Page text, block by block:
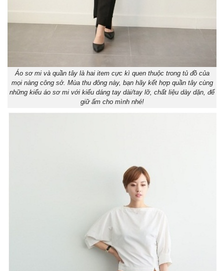
Áo sơ mi và quần tây là hai item cực kì quen thuộc trong tủ đồ của
mọi nàng công sở. Mùa thu đông này, bạn hãy kết hợp quần tây cùng
những kiểu áo sơ mi với kiểu dáng tay dài/tay lỡ, chất liệu dày dặn, để
giữ ấm cho mình nhé!